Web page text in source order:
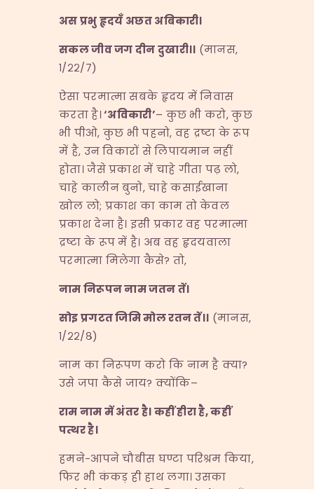
अस प्रभु हृदयँ अछत अबिकारी।
सकल जीव जग दीन दुखारी।। (मानस,
१/२२/७)
ऐसा परमात्मा सबके हृदय में निवास
करता है।‘अविकारी’– कुछ भी करो, कुछ
भी पीओ, कुछ भी पहनो, वह द्रष्टा के रूप
में है, उन विकारों से लिपायमान नहीं
होता। जैसे प्रकाश में चाहे गीता पढ़ लो,
चाहे कालीन बुनो, चाहे कसाईखाना
खोल लो; प्रकाश का काम तो केवल
प्रकाश देना है। इसी प्रकार वह परमात्मा
द्रष्टा के रूप में है। अब वह हृदयवाला
परमात्मा मिलेगा कैसे? तो,
नाम निरूपन नाम जतन तें।
सोइ प्रगटत जिमि मोल रतन तें।। (मानस,
१/२२/८)
नाम का निरूपण करो कि नाम है क्या?
उसे जपा कैसे जाय? क्योंकि–
राम नाम में अंतर है। कहीं हीरा है,कहीं
पत्थर है।
हमने-आपने चौबीस घण्टा परिश्रम किया,
फिर भी कंकड़ ही हाथ लगा। उसका